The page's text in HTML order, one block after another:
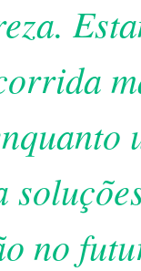
no